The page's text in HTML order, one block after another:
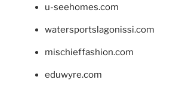
u-seehomes.com
watersportslagonissi.com
mischieffashion.com
eduwyre.com